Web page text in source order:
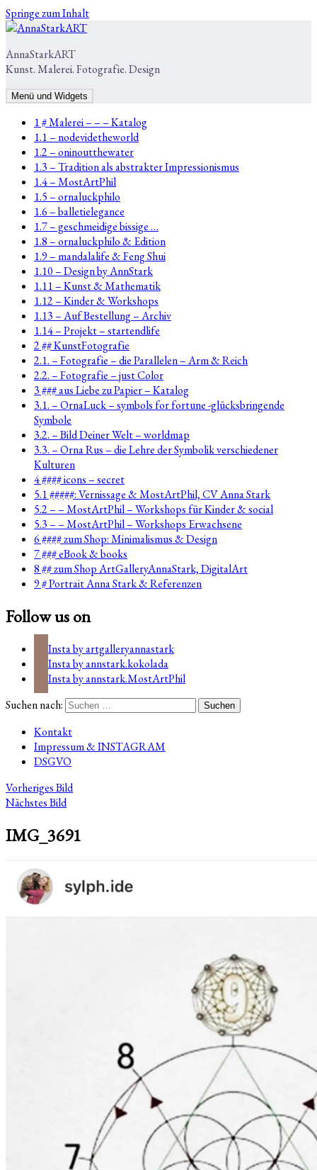
Springe zum Inhalt
AnnaStarkART
Kunst. Malerei. Fotografie. Design
Menü und Widgets
1 # Malerei – – – Katalog
1.1 – nodevidetheworld
1.2 – oninoutthewater
1.3 – Tradition als abstrakter Impressionismus
1.4 – MostArtPhil
1.5 – ornaluckphilo
1.6 – balletielegance
1.7 – geschmeidige bissige …
1.8 – ornaluckphilo & Edition
1.9 – mandalalife & Feng Shui
1.10 – Design by AnnStark
1.11 – Kunst & Mathematik
1.12 – Kinder & Workshops
1.13 – Auf Bestellung – Archiv
1.14 – Projekt – startendlife
2 ## KunstFotografie
2.1. – Fotografie – die Parallelen – Arm & Reich
2.2. – Fotografie – just Color
3 ### aus Liebe zu Papier – Katalog
3.1. – OrnaLuck – symbols for fortune -glücksbringende
Symbole
3.2. – Bild Deiner Welt – worldmap
3.3. – Orna Rus – die Lehre der Symbolik verschiedener
Kulturen
4 #### icons – secret
5.1 #####: Vernissage & MostArtPhil, CV Anna Stark
5.2 – – MostArtPhil – Workshops für Kinder & social
5.3 – – MostArtPhil – Workshops Erwachsene
6 #### zum Shop: Minimalismus & Design
7 ### eBook & books
8 ## zum Shop ArtGalleryAnnaStark, DigitalArt
9 # Portrait Anna Stark & Referenzen
Follow us on
Insta by artgalleryannastark
Insta by annstark.kokolada
Insta by annstark.MostArtPhil
Suchen nach:
Kontakt
Impressum & INSTAGRAM
DSGVO
Vorheriges Bild
Nächstes Bild
IMG_3691